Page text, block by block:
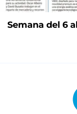
Semana del 6